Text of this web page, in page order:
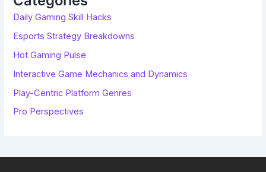
:
Daily Gaming Skill Hacks
Esports Strategy Breakdowns
Hot Gaming Pulse
Interactive Game Mechanics and Dynamics
Play-Centric Platform Genres
Pro Perspectives